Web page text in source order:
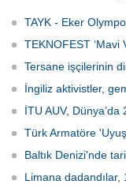
TAYK - Eker
TEKNOFEST ‘Mavi
Tersane işçilerinin
İngiliz aktivistler,
İTU AUV, Dünya’da
Türk Armatöre
Baltık Denizi'nde
Limana